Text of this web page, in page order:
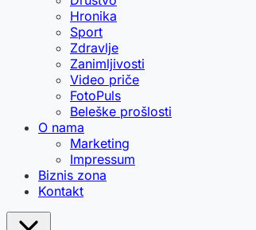
Hronika
Sport
Zdravlje
Zanimljivosti
Video priče
FotoPuls
Beleške prošlosti
O nama
Marketing
Impressum
Biznis zona
Kontakt